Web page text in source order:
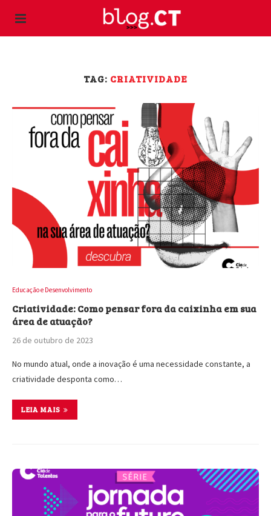
TAG: CRIATIVIDADE
Educação e Desenvolvimento
Criatividade: Como pensar fora da caixinha em sua
área de atuação?
26 de outubro de 2023
No mundo atual, onde a inovação é uma necessidade constante, a
criatividade desponta como…
LEIA MAIS